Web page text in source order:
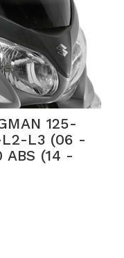
125-
L3 (06 -
ABS (14 -